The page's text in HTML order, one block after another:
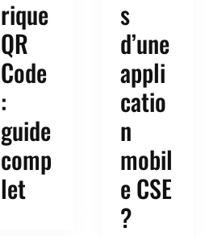
rique
QR
Code
:
guide
comp
let
s
d’une
appli
catio
n
mobil
e CSE
?